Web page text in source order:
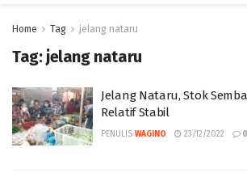
Home Tag jelang nataru
Tag: jelang nataru
Jelang Nataru, Stok
Relatif Stabil
PENULIS WAGINO 23/12/2022 0